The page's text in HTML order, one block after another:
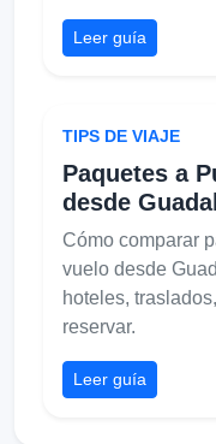
Leer guía
TIPS DE VIAJE
Paquetes a
desde
Cómo comparar
vuelo desde
hoteles,
reservar.
Leer guía